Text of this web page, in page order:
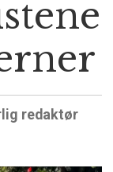
redaktør